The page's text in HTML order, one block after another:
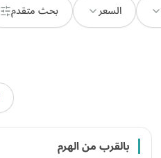
السعر بحث متقدم
بالقرب من الهرم